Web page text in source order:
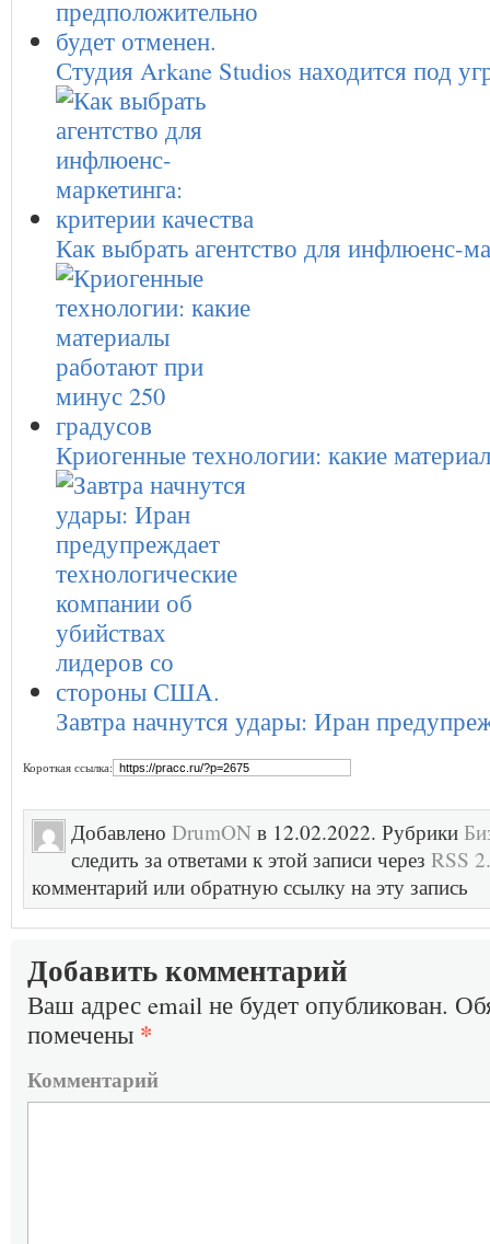
Студия Arkane Studios находится под
Как выбрать агентство для инфлюенс-
Криогенные технологии: какие
Завтра начнутся удары: Иран
Короткая ссылка:
Добавлено DrumON в 12.02.2022. Рубрики
следить за ответами к этой записи через RSS
комментарий или обратную ссылку на эту запись
Добавить комментарий
Ваш адрес email не будет опубликован.
помечены *
Комментарий